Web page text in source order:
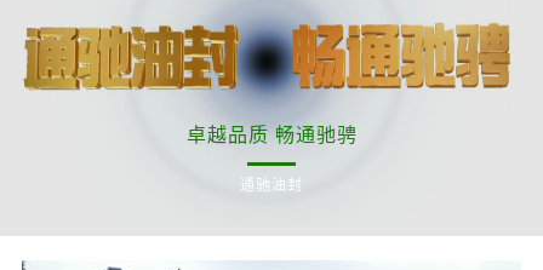
卓越品质 畅通驰骋
通驰油封